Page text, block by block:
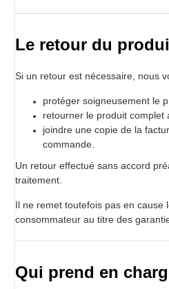
Le retour du
Si un retour est nécessaire, nous
protéger soigneusement le
retourner le produit complet
joindre une copie de la
commande.
Un retour effectué sans accord
traitement.
Il ne remet toutefois pas en cause
consommateur au titre des
Qui prend en